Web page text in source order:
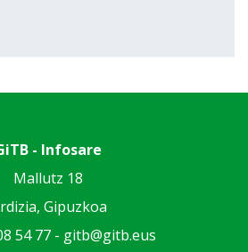
- Infosare
Mallutz 18
Gipuzkoa
54 77 - gitb@gitb.eus